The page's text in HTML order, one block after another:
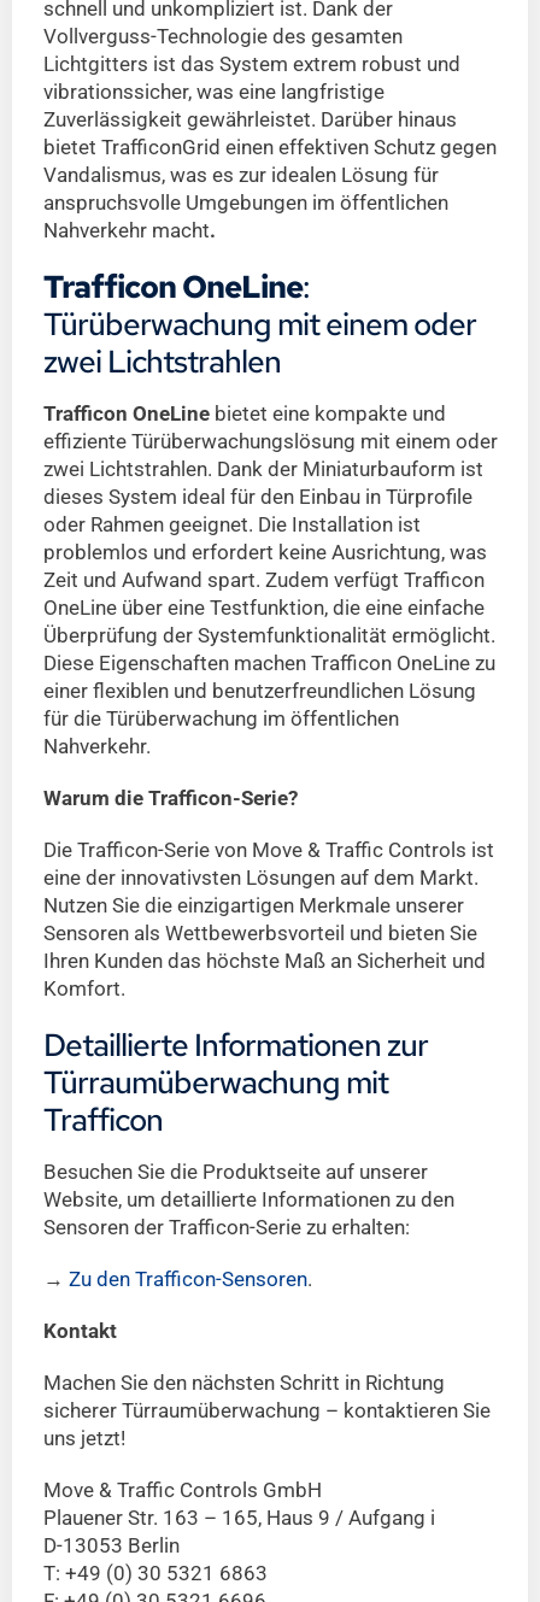
schnell und unkompliziert ist. Dank der
Vollverguss-Technologie des gesamten
Lichtgitters ist das System extrem robust und
vibrationssicher, was eine langfristige
Zuverlässigkeit gewährleistet. Darüber hinaus
bietet TrafficonGrid einen effektiven Schutz gegen
Vandalismus, was es zur idealen Lösung für
anspruchsvolle Umgebungen im öffentlichen
Nahverkehr macht.
Trafficon OneLine:
Türüberwachung mit einem oder
zwei Lichtstrahlen
Trafficon OneLinebietet eine kompakte und
effiziente Türüberwachungslösung mit einem oder
zwei Lichtstrahlen. Dank der Miniaturbauform ist
dieses System ideal für den Einbau in Türprofile
oder Rahmen geeignet. Die Installation ist
problemlos und erfordert keine Ausrichtung, was
Zeit und Aufwand spart. Zudem verfügt Trafficon
OneLine über eine Testfunktion, die eine einfache
Überprüfung der Systemfunktionalität ermöglicht.
Diese Eigenschaften machen Trafficon OneLine zu
einer flexiblen und benutzerfreundlichen Lösung
für die Türüberwachung im öffentlichen
Nahverkehr.
Warum die Trafficon-Serie?
Die Trafficon-Serie von Move & Traffic Controls ist
eine der innovativsten Lösungen auf dem Markt.
Nutzen Sie die einzigartigen Merkmale unserer
Sensoren als Wettbewerbsvorteil und bieten Sie
Ihren Kunden das höchste Maß an Sicherheit und
Komfort.
Detaillierte Informationen zur
Türraumüberwachung mit
Trafficon
Besuchen Sie die Produktseite auf unserer
Website, um detaillierte Informationen zu den
Sensoren der Trafficon-Serie zu erhalten:
→ Zu den Trafficon-Sensoren.
Kontakt
Machen Sie den nächsten Schritt in Richtung
sicherer Türraumüberwachung – kontaktieren Sie
uns jetzt!
Move & Traffic Controls GmbH
Plauener Str. 163 – 165, Haus 9 / Aufgang i
D-13053 Berlin
T: +49 (0) 30 5321 6863